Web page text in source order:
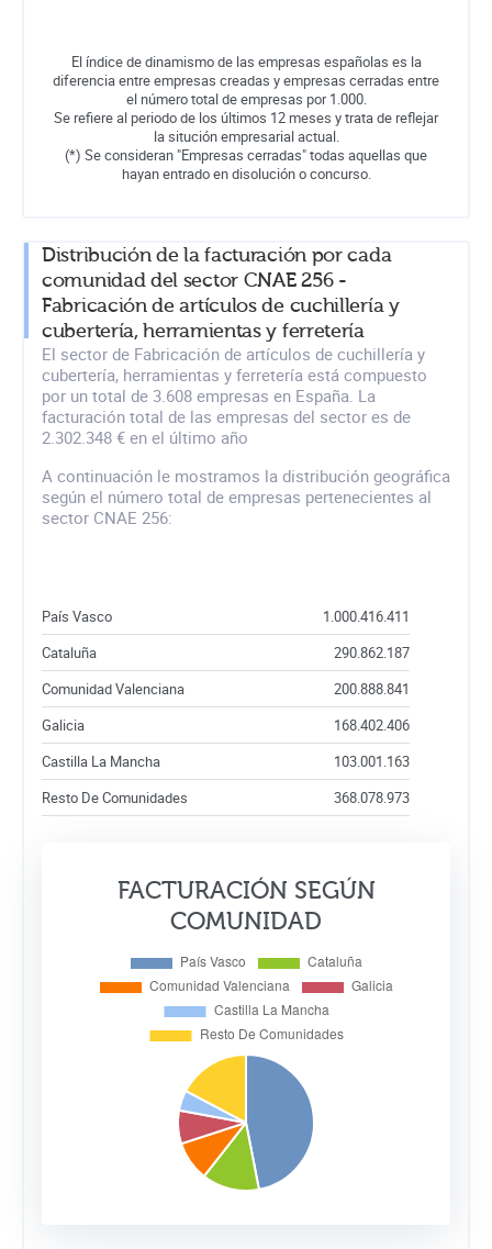
El índice de dinamismo de las empresas españolas es la
diferencia entre empresas creadas y empresas cerradas entre
el número total de empresas por 1.000.
Se refiere al periodo de los últimos 12 meses y trata de reflejar
la situción empresarial actual.
(*) Se consideran "Empresas cerradas" todas aquellas que
hayan entrado en disolución o concurso.
Distribución de la facturación por cada
comunidad del sector CNAE 256 -
Fabricación de artículos de cuchillería y
cubertería, herramientas y ferretería
El sector de Fabricación de artículos de cuchillería y
cubertería, herramientas y ferretería está compuesto
por un total de 3.608 empresas en España. La
facturación total de las empresas del sector es de
2.302.348 € en el último año
A continuación le mostramos la distribución geográfica
según el número total de empresas pertenecientes al
sector CNAE 256:
País Vasco
1.000.416.411
Cataluña
290.862.187
Comunidad Valenciana
200.888.841
Galicia
168.402.406
Castilla La Mancha
103.001.163
Resto De Comunidades
368.078.973
FACTURACIÓN SEGÚN
COMUNIDAD